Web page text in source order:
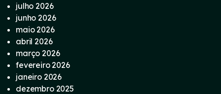
julho 2026
junho 2026
maio 2026
abril 2026
março 2026
fevereiro 2026
janeiro 2026
dezembro 2025